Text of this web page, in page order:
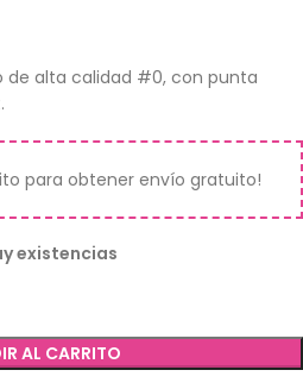
de alta calidad #0, con punta
para obtener envío gratuito!
existencias
AL CARRITO